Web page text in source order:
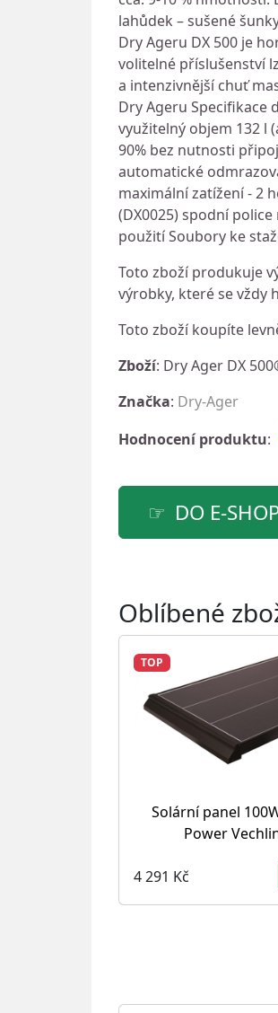
lahůdek – sušené
Dry Ageru DX 500 je
volitelné příslušenství
a intenzivnější chuť
Dry Ageru Specifikace
využitelný objem 132 l
90% bez nutnosti
automatické
maximální zatížení - 2
(DX0025) spodní
použití Soubory ke
Toto zboží produkuje
výrobky, které se vždy
Toto zboží koupíte
Zboží: Dry Ager DX
Značka: Dry-Ager
Hodnocení produktu:
DO E-
Oblíbené
TOP
Solární panel
Power
4 291 Kč